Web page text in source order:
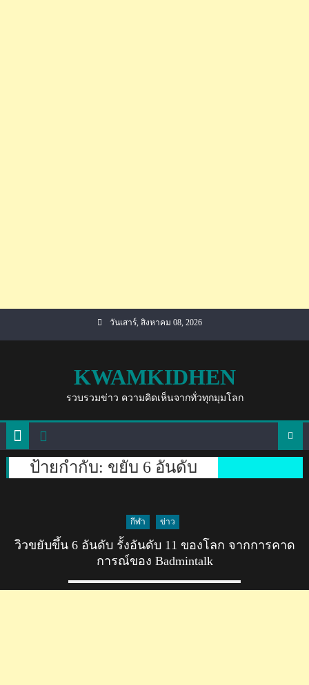
วันเสาร์, สิงหาคม 08, 2026
KWAMKIDHEN
รวบรวมข่าว ความคิดเห็นจากทั่วทุกมุมโลก
ป้ายกำกับ: ขยับ 6 อันดับ
กีฬา ข่าว
วิวขยับขึ้น 6 อันดับ รั้งอันดับ 11 ของโลก จากการคาด
การณ์ของ Badmintalk